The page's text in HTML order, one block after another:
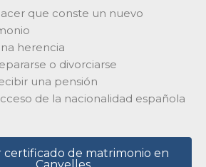
que conste un nuevo
herencia
o divorciarse
una pensión
de la nacionalidad española
certificado de matrimonio en